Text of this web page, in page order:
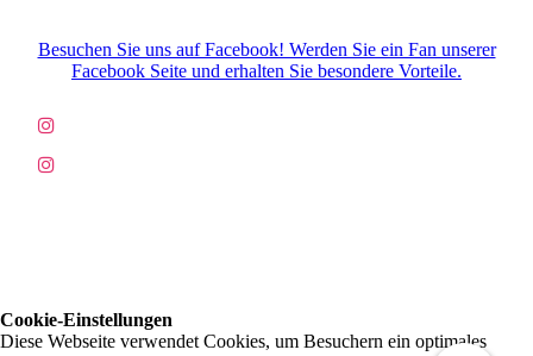
Besuchen Sie uns auf Facebook! Werden Sie ein Fan unserer
Facebook Seite und erhalten Sie besondere Vorteile.
Cookie-Einstellungen
Diese Webseite verwendet Cookies, um Besuchern ein optimales